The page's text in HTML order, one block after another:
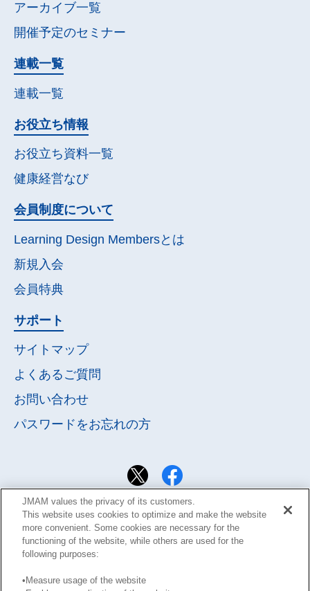
アーカイブ一覧
開催予定のセミナー
連載一覧
連載一覧
お役立ち情報
お役立ち資料一覧
健康経営なび
会員制度について
Learning Design Membersとは
新規入会
会員特典
サポート
サイトマップ
よくあるご質問
お問い合わせ
パスワードをお忘れの方
JMAM values the privacy of its customers.
This website uses cookies to optimize and make the website
more convenient. Some cookies are necessary for the
functioning of the website, while others are used for the
following purposes:
•Measure usage of the website